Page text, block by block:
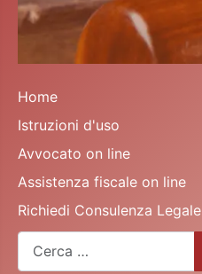
Home
Istruzioni d'uso
Avvocato on line
Assistenza fiscale on line
Richiedi Consulenza Legale